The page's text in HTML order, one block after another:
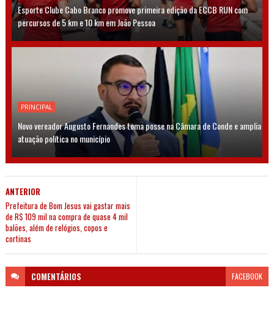
Esporte Clube Cabo Branco promove primeira edição da ECCB RUN com
percursos de 5 km e 10 km em João Pessoa
PRINCIPAL
Novo vereador Augusto Fernandes toma posse na Câmara de Conde e amplia
atuação política no município
ANTERIOR
Prefeitura de Bom Jesus vai gastar mais
de R$ 109 mil na compra de quase 4 mil
balões, além de relógios, copos e
cortinas
COMENTÁRIOS FACEBOOK